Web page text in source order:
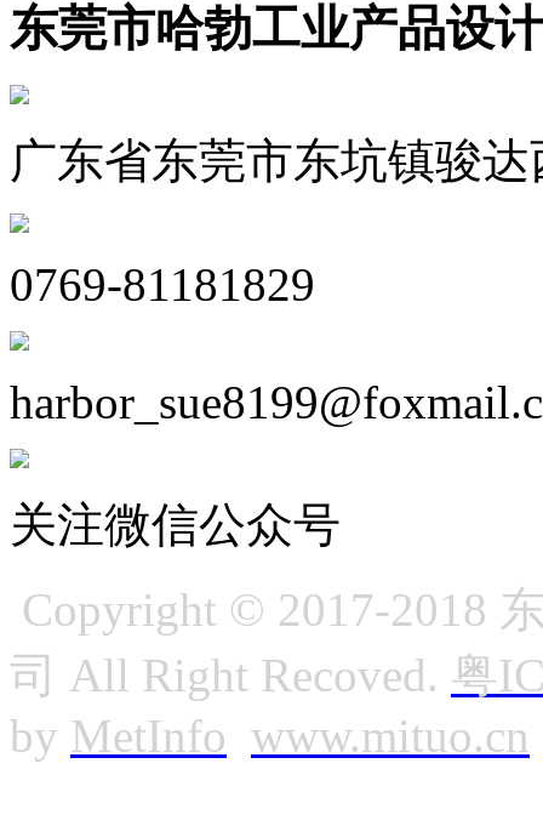
东莞市哈勃工业产品设
广东省东莞市东坑镇骏
0769-81181829
关注微信公众号
Copyright © 2017-2018
司 All Right Recoved. 粤
by MetInfo www.mituo.cn